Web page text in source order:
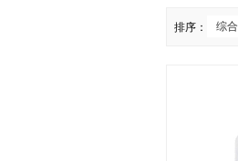
排序： 综合